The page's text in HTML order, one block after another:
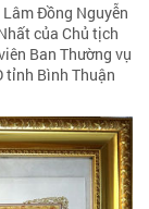
Đồng Nguyễn
của Chủ tịch
Ban Thường vụ
tỉnh Bình Thuận